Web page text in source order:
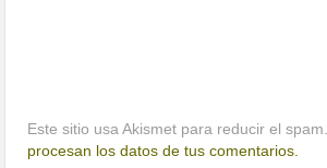
Este sitio usa Akismet para reducir el
procesan los datos de tus comentarios.